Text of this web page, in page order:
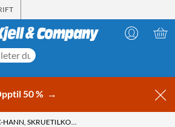
50 % →
BNC-HANN, SKRUETILKOBLING